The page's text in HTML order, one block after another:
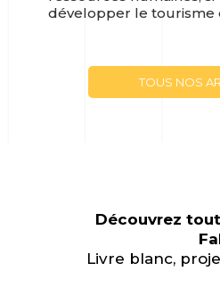
développer le tourisme
TOUS NOS
Découvrez
Livre blanc,